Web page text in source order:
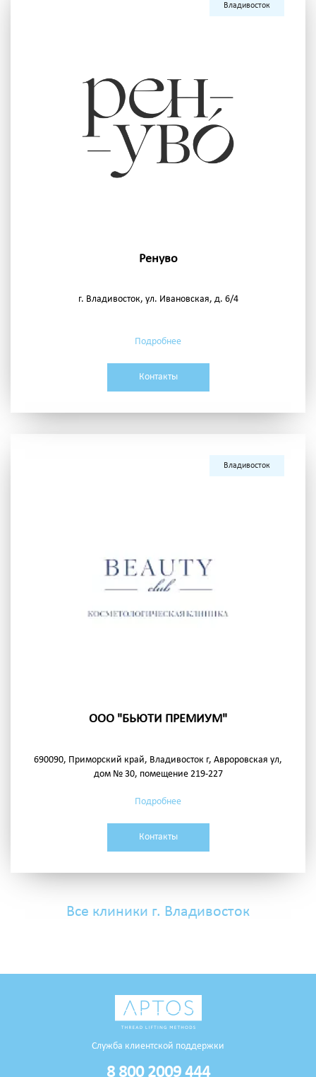
Владивосток
Ренуво
г. Владивосток, ул. Ивановская, д. 6/4
Подробнее
Контакты
Владивосток
ООО "БЬЮТИ ПРЕМИУМ"
690090, Приморский край, Владивосток г, Авроровская ул,
дом № 30, помещение 219-227
Подробнее
Контакты
Все клиники г. Владивосток
Служба клиентской поддержки
8 800 2009 444